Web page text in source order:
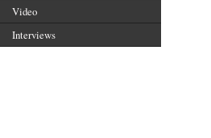
Video
Interviews